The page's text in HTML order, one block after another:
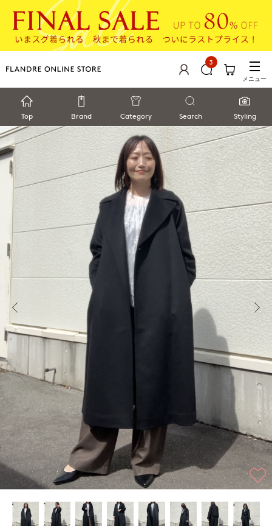
3
メニュー
Top Brand Category Search Styling